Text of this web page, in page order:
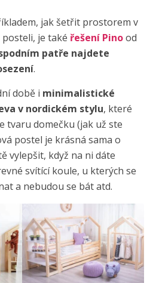
jak šetřit prostorem v
je také řešení Pinood
patře najdete
.
době i minimalistické
v nordickém stylu, které
tvaru domečku (jak už ste
postel je krásná sama o
vylepšit, když na ni dáte
svítící koule, u kterých se
a nebudou se bát atd.